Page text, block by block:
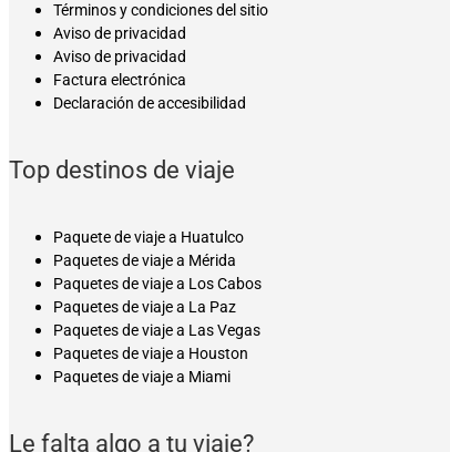
Términos y condiciones del sitio
Aviso de privacidad
Aviso de privacidad
Factura electrónica
Declaración de accesibilidad
Top destinos de viaje
Paquete de viaje a Huatulco
Paquetes de viaje a Mérida
Paquetes de viaje a Los Cabos
Paquetes de viaje a La Paz
Paquetes de viaje a Las Vegas
Paquetes de viaje a Houston
Paquetes de viaje a Miami
Le falta algo a tu viaje?